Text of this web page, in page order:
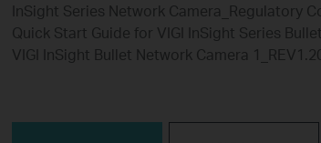
InSight Series Network Camera_Regulatory
Quick Start Guide for VIGI InSight Series
VIGI InSight Bullet Network Camera